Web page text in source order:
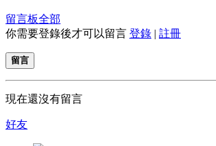
留言板全部
你需要登錄後才可以留言 登錄 | 註冊
留言
現在還沒有留言
好友